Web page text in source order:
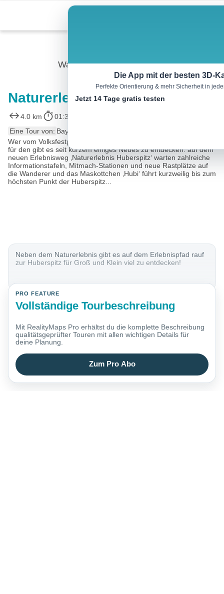
content
Wandern
Naturerlebnis Huberspitz
4.0 km 01:35 h
Eine Tour von: BayernCloud Tourismus
Wer vom Volksfestplatz in Hausham bis zur Huberspitz wandert,
für den gibt es seit kurzem einiges Neues zu entdecken: auf dem
neuen Erlebnisweg ‚Naturerlebnis Huberspitz‘ warten zahlreiche
Informationstafeln, Mitmach-Stationen und neue Rastplätze auf
die Wanderer und das Maskottchen ‚Hubi‘ führt kurzweilig bis zum
höchsten Punkt der Huberspitz...
Neben dem Naturerlebnis gibt es auf dem Erlebnispfad rauf
zur Huberspitz für Groß und Klein viel zu entdecken!
PRO FEATURE
Vollständige Tourbeschreibung
Mit RealityMaps Pro erhältst du die komplette Beschreibung
qualitätsgeprüfter Touren mit allen wichtigen Details für
deine Planung.
Zum Pro Abo
Die App mit der besten 3D-
Perfekte Orientierung & mehr Sicherheit in
Jetzt 14 Tage gratis testen